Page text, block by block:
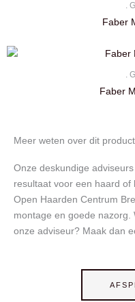
.
Faber
.
Faber
Meer weten over dit
Onze deskundige
resultaat voor een haard of
Open Haarden Centrum
montage en goede
onze adviseur? Maak dan